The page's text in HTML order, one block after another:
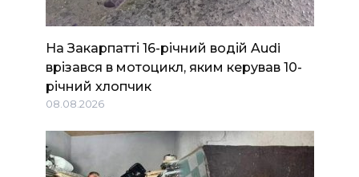
На Закарпатті 16-річний водій Audi
врізався в мотоцикл, яким керував 10-
річний хлопчик
08.08.2026